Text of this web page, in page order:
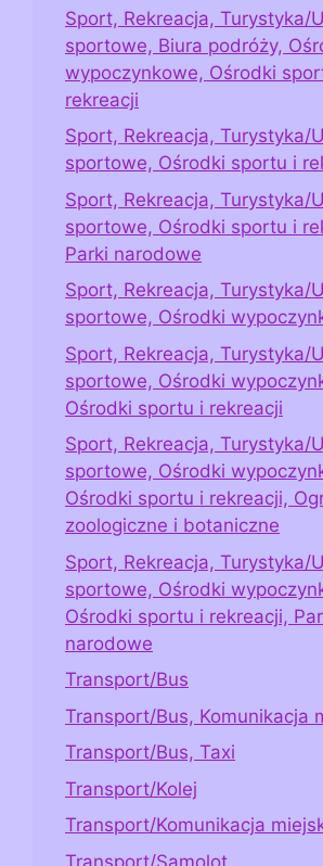
Sport, Rekreacja, Turystyka/
sportowe, Biura podróży,
wypoczynkowe, Ośrodki
rekreacji
Sport, Rekreacja, Turystyka/
sportowe, Ośrodki sportu i
Sport, Rekreacja, Turystyka/
sportowe, Ośrodki sportu i
Parki narodowe
Sport, Rekreacja, Turystyka/
sportowe, Ośrodki
Sport, Rekreacja, Turystyka/
sportowe, Ośrodki
Ośrodki sportu i rekreacji
Sport, Rekreacja, Turystyka/
sportowe, Ośrodki
Ośrodki sportu i rekreacji,
zoologiczne i botaniczne
Sport, Rekreacja, Turystyka/
sportowe, Ośrodki
Ośrodki sportu i rekreacji,
narodowe
Transport/Bus
Transport/Bus, Komunikacja
Transport/Bus, Taxi
Transport/Kolej
Transport/Komunikacja
Transport/Samolot